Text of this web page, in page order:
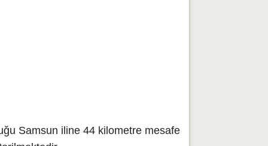
Samsun iline 44 kilometre mesafe